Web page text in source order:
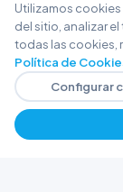
Utilizamos
del sitio, analizar
todas las cookies,
Política de
Configurar